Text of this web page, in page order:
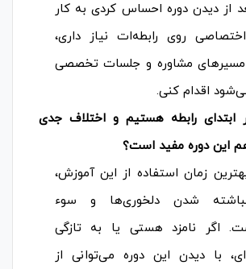
از دیدن دوره احساس کردی به کار
روی رابطه‌ات نیاز داری،
مسیرهای مشاوره و جلسات تخصصی
اقدام کنی.
ابتدای رابطه هستیم و اختلاف جدی
هم این دوره مفید است؟
بهترین زمان استفاده از این آموزش،
شدن دلخوری‌ها و سوء
اگر نامزد هستی یا به تازگی
با دیدن این دوره می‌توانی از